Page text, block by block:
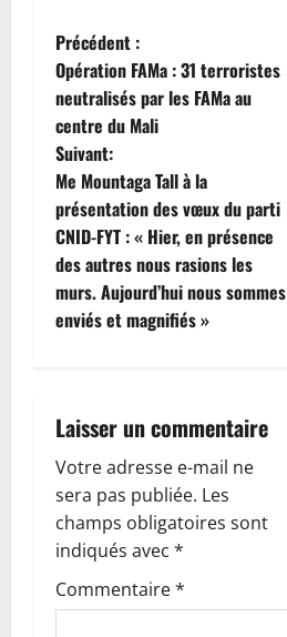
N
a
v
i
g
a
t
o
n
d
’
a
Précédent :
Opération FAMa : 31 terroristes
neutralisés par les FAMa au
centre du Mali
Suivant:
Me Mountaga Tall à la
présentation des vœux du parti
CNID-FYT : « Hier, en présence
des autres nous rasions les
murs. Aujourd’hui nous sommes
enviés et magnifiés »
Laisser un commentaire
Votre adresse e-mail ne
sera pas publiée. Les
champs obligatoires sont
indiqués avec *
Commentaire*